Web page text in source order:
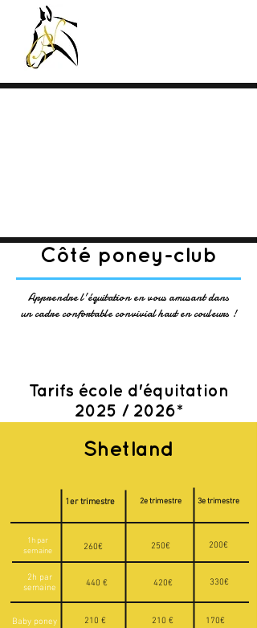
Côté poney-club
Apprendre l'équitation en vous amusant dans
un cadre confortable convivial haut en couleurs !
Tarifs école d'équitation
2025 / 2026*
Shetland
1er trimestre 2e trimestre 3e trimestre
1h par
semaine
260€ 250€ 200€
2h par
semaine
440 € 420€ 330€
Baby poney 210 € 210 € 170€